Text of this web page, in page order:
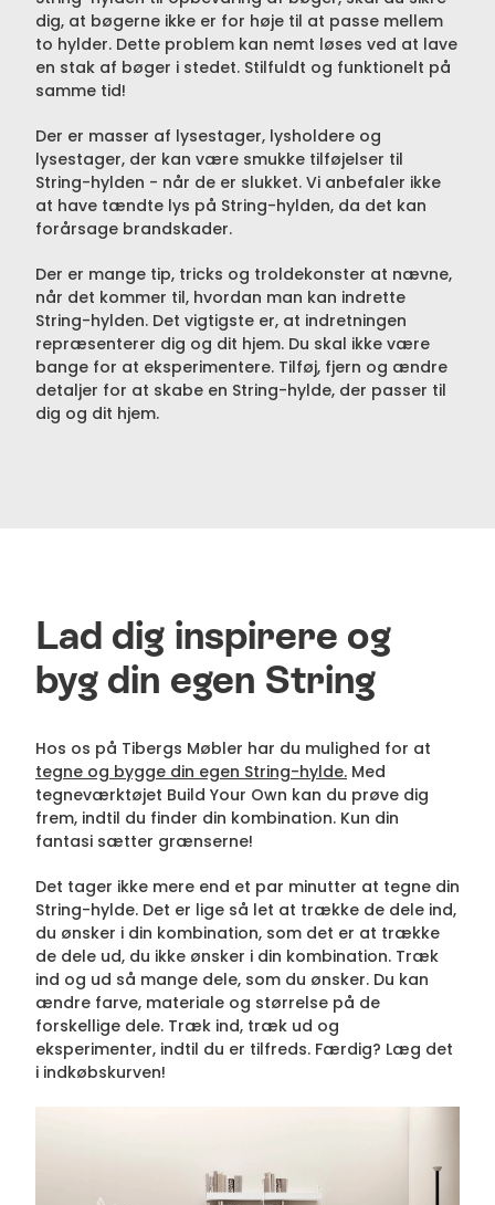
dig, at bøgerne ikke er for høje til at passe mellem
to hylder. Dette problem kan nemt løses ved at lave
en stak af bøger i stedet. Stilfuldt og funktionelt på
samme tid!
Der er masser af lysestager, lysholdere og
lysestager, der kan være smukke tilføjelser til
String-hylden - når de er slukket. Vi anbefaler ikke
at have tændte lys på String-hylden, da det kan
forårsage brandskader.
Der er mange tip, tricks og troldekonster at nævne,
når det kommer til, hvordan man kan indrette
String-hylden. Det vigtigste er, at indretningen
repræsenterer dig og dit hjem. Du skal ikke være
bange for at eksperimentere. Tilføj, fjern og ændre
detaljer for at skabe en String-hylde, der passer til
dig og dit hjem.
Lad dig inspirere og
byg din egen String
Hos os på Tibergs Møbler har du mulighed for at
tegne og bygge din egen String-hylde. Med
tegneværktøjet Build Your Own kan du prøve dig
frem, indtil du finder din kombination. Kun din
fantasi sætter grænserne!
Det tager ikke mere end et par minutter at tegne din
String-hylde. Det er lige så let at trække de dele ind,
du ønsker i din kombination, som det er at trække
de dele ud, du ikke ønsker i din kombination. Træk
ind og ud så mange dele, som du ønsker. Du kan
ændre farve, materiale og størrelse på de
forskellige dele. Træk ind, træk ud og
eksperimenter, indtil du er tilfreds. Færdig? Læg det
i indkøbskurven!